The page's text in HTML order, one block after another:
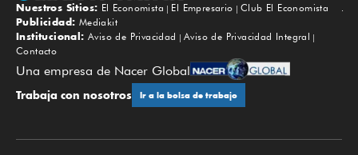
Subir
Nuestros Sitios: El Economista El Empresario
Club El Economista
Publicidad: Mediakit
Institucional: Aviso de Privacidad
Aviso de Privacidad Integral
Contacto
Una empresa de Nacer Global
Trabaja con nosotros Ir a la bolsa de trabajo